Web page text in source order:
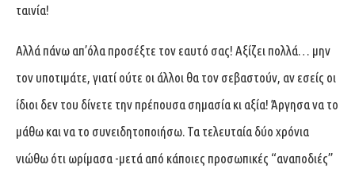
ταινία!
Αλλά πάνω απ’όλα προσέξτε τον εαυτό σας! Αξίζει πολλά… μην
τον υποτιμάτε, γιατί ούτε οι άλλοι θα τον σεβαστούν, αν εσείς οι
ίδιοι δεν του δίνετε την πρέπουσα σημασία κι αξία! Άργησα να το
μάθω και να το συνειδητοποιήσω. Τα τελευταία δύο χρόνια
νιώθω ότι ωρίμασα -μετά από κάποιες προσωπικές “αναποδιές”